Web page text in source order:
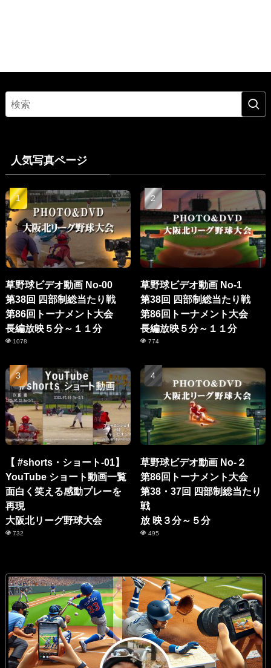
人気写真ページ
草野球ビデオ動画 No-00
第38回 四部制総当たり戦
第86回トーナメント大会
長編放映５分～１１分
1078
草野球ビデオ動画 No-1
第38回 四部制総当たり戦
第86回トーナメント大会
長編放映５分～１１分
774
【 #shorts・ショート-01】
YouTube ショート動画一覧
面白く笑える感動プレーを
再現
大阪北リーグ野球大会
732
草野球ビデオ動画 No-２
第86回トーナメント大会
第38・37回 四部制総当たり
戦
放 映３分～５分
495